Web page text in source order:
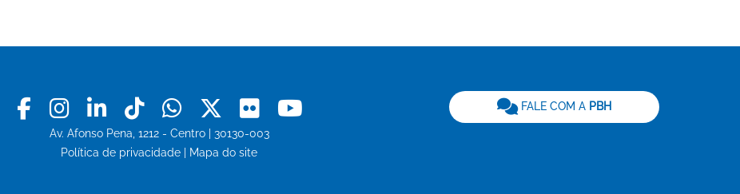
Facebook
Instagram
LinkedinTiktokWhatsapp
X Flickr
Av. Afonso Pena, 1212 - Centro | 30130-003
Política de privacidade
Mapa do site
FALE COM A PBH